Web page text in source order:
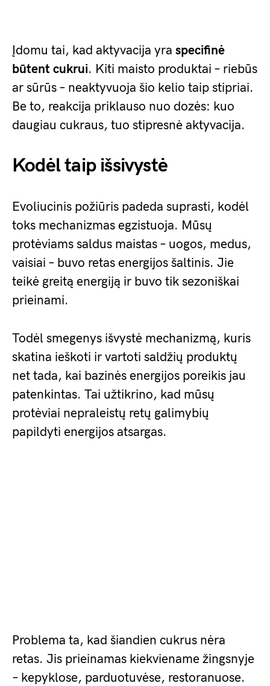
Įdomu tai, kad aktyvacija yra specifinė
būtent cukrui. Kiti maisto produktai – riebūs
ar sūrūs – neaktyvuoja šio kelio taip stipriai.
Be to, reakcija priklauso nuo dozės: kuo
daugiau cukraus, tuo stipresnė aktyvacija.
Kodėl taip išsivystė
Evoliucinis požiūris padeda suprasti, kodėl
toks mechanizmas egzistuoja. Mūsų
protėviams saldus maistas – uogos, medus,
vaisiai – buvo retas energijos šaltinis. Jie
teikė greitą energiją ir buvo tik sezoniškai
prieinami.
Todėl smegenys išvystė mechanizmą, kuris
skatina ieškoti ir vartoti saldžių produktų
net tada, kai bazinės energijos poreikis jau
patenkintas. Tai užtikrino, kad mūsų
protėviai nepraleistų retų galimybių
papildyti energijos atsargas.
Problema ta, kad šiandien cukrus nėra
retas. Jis prieinamas kiekviename žingsnyje
– kepyklose, parduotuvėse, restoranuose.